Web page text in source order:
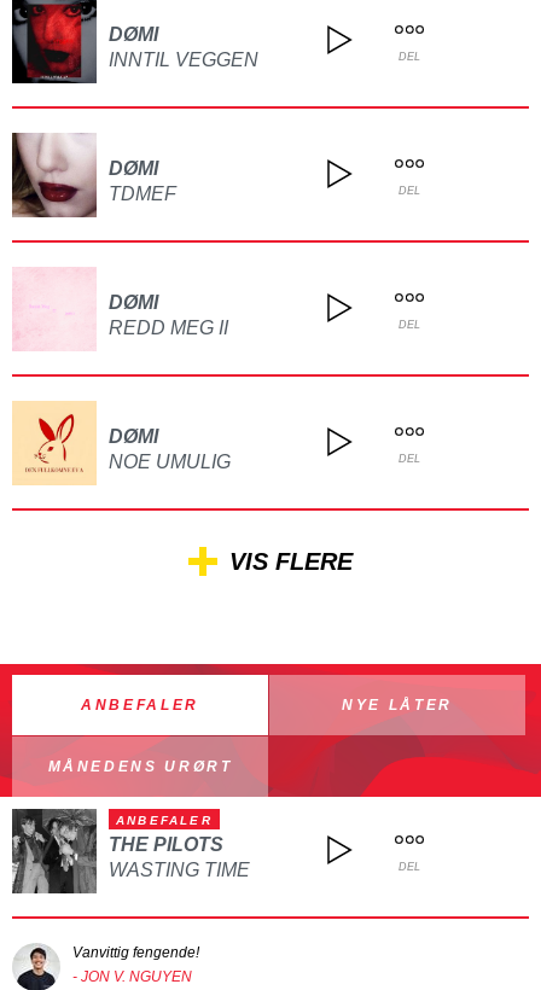
DØMI
INNTIL VEGGEN
DEL
DØMI
TDMEF
DEL
DØMI
REDD MEG II
DEL
DØMI
NOE UMULIG
DEL
VIS FLERE
ANBEFALER NYE LÅTER
MÅNEDENS URØRT
ANBEFALER
THE PILOTS
WASTING TIME
DEL
Vanvittig fengende!
- JON V. NGUYEN